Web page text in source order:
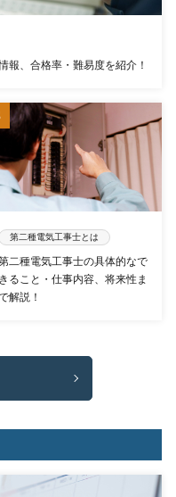
報、合格率・難易度を紹介！
第二種電気工事士とは
二種電気工事士の具体的なで
きること・仕事内容、将来性ま
解説！